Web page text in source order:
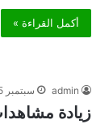
أكمل القراءة »
admin سبتمبر 15, 2024
زيادة